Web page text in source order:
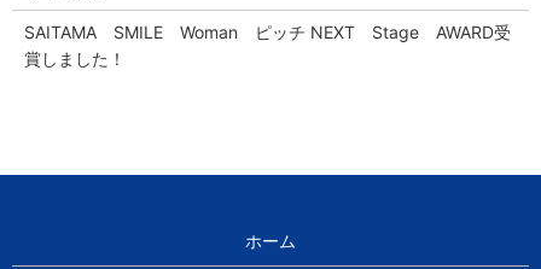
SAITAMA SMILE Woman ピッチ NEXT Stage AWARD受
賞しました！
ホーム